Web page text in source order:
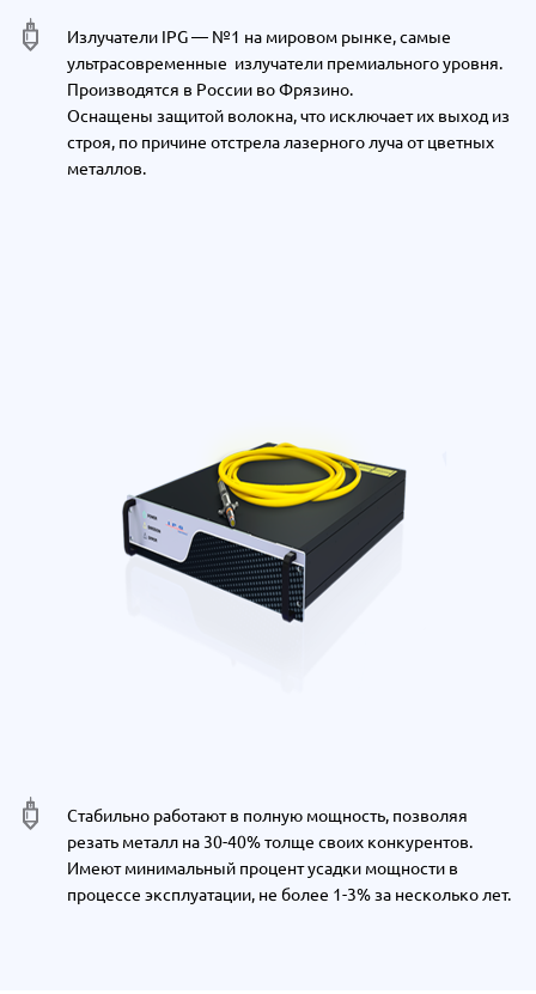
Излучатели IPG — №1 на мировом рынке, самые
ультрасовременные излучатели премиального уровня.
Производятся в России во Фрязино.
Оснащены защитой волокна, что исключает их выход из
строя, по причине отстрела лазерного луча от цветных
металлов.
Стабильно работают в полную мощность, позволяя
резать металл на 30-40% толще своих конкурентов.
Имеют минимальный процент усадки мощности в
процессе эксплуатации, не более 1-3% за несколько лет.